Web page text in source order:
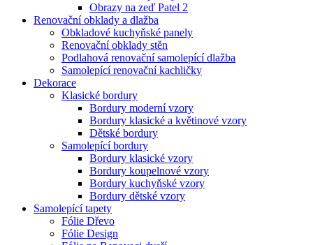
Obrazy na zeď Patel 2
Renovační obklady a dlažba
Obkladové kuchyňské panely
Renovační obklady stěn
Podlahová renovační samolepící dlažba
Samolepící renovační kachličky
Dekorace
Klasické bordury
Bordury moderní vzory
Bordury klasické a květinové vzory
Dětské bordury
Samolepící bordury
Bordury klasické vzory
Bordury koupelnové vzory
Bordury kuchyňské vzory
Bordury dětské vzory
Samolepící tapety
Fólie Dřevo
Fólie Design